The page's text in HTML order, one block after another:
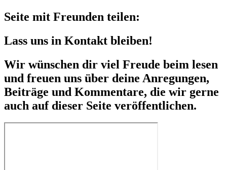
Seite mit Freunden teilen:
Lass uns in Kontakt bleiben!
Wir wünschen dir viel Freude beim lesen
und freuen uns über deine Anregungen,
Beiträge und Kommentare, die wir gerne
auch auf dieser Seite veröffentlichen.